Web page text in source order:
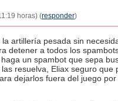
horas) (responder)
artillería pesada sin
detener a todos los
un spambot que sepa
resuelva, Eliax seguro que
dejarlos fuera del juego por